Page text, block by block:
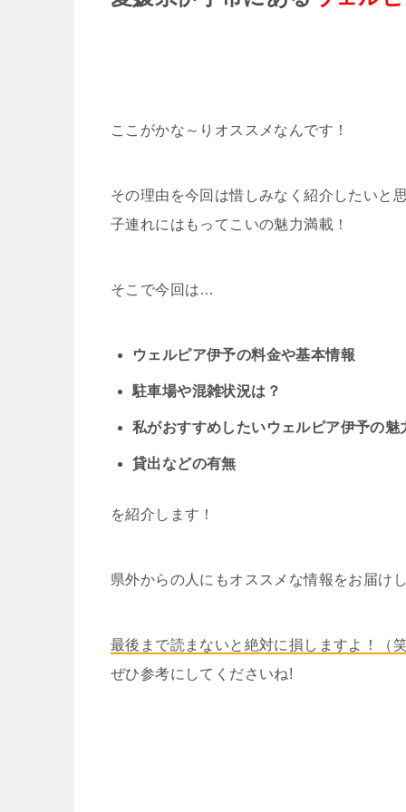
ここがかな～りオススメなんです！
その理由を今回は惜しみなく紹介したいと思
子連れにはもってこいの魅力満載！
そこで今回は…
ウェルピア伊予の料金や基本情報
駐車場や混雑状況は？
私がおすすめしたいウェルピア伊予の魅
貸出などの有無
を紹介します！
県外からの人にもオススメな情報をお届け
最後まで読まないと絶対に損しますよ！（笑
ぜひ参考にしてくださいね!